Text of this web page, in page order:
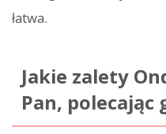
łatwa.
Jakie zalety
Pan, polecając